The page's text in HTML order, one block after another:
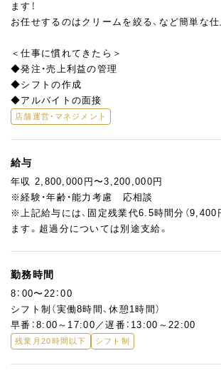
ます！
お任せするのはクリームを絞る、など簡単な
＜仕事に慣れてきたら＞
◆発注・売上利益の管理
◆シフトの作成
◆アルバイトの面接
店舗運営・マネジメント
給与
年収 2,800,000円〜3,200,000円
※経験・年齢・能力考慮 応相談
※上記給与には、固定残業代6.5時間分（9,400
ます。超過分については別途支給。
勤務時間
8：00〜22：00
シフト制（実働8時間、休憩1時間）
早番：8:00～17:00／遅番：13:00～22:00
残業月20時間以下 シフト制